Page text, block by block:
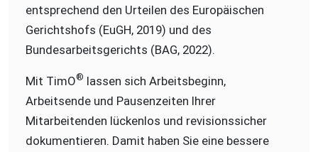
entsprechend den Urteilen des Europäischen
Gerichtshofs (EuGH, 2019) und des
Bundesarbeitsgerichts (BAG, 2022).
Mit TimO® lassen sich Arbeitsbeginn,
Arbeitsende und Pausenzeiten Ihrer
Mitarbeitenden lückenlos und revisionssicher
dokumentieren. Damit haben Sie eine bessere